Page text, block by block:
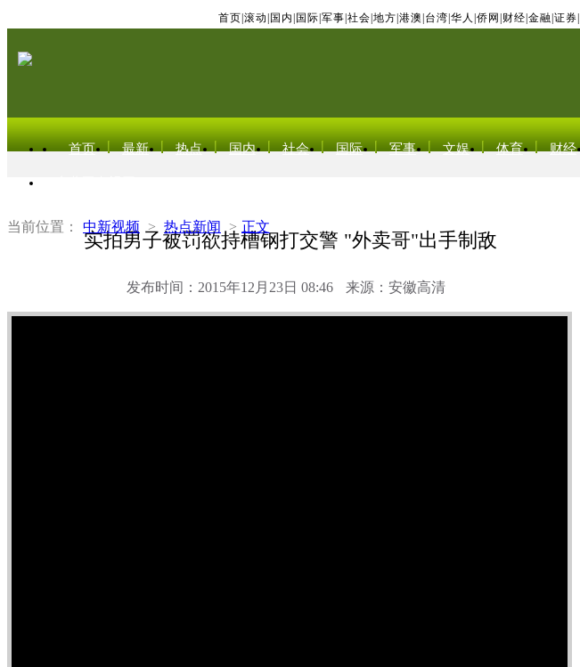
首页 滚动 国内 国际 军事 社会 地方 港澳 台湾 华人 侨网 财经 金融 证券
首页 最新 热点 国内 社会 国际 军事 文娱 体育 财经
当前位置： 中新视频 > 热点新闻 > 正文
实拍男子被罚欲持槽钢打交警 "外卖哥"出手制敌
发布时间：2015年12月23日 08:46 来源：安徽高清